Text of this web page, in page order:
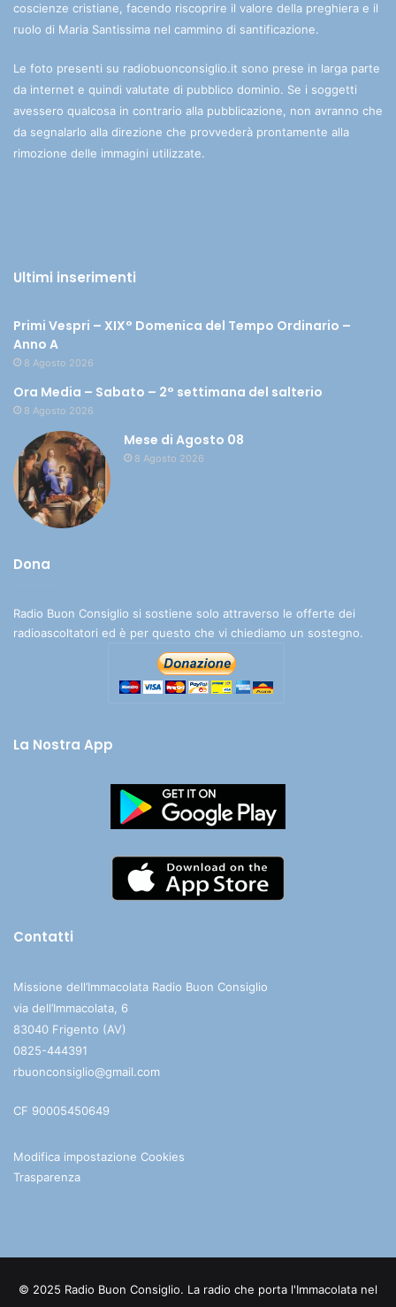
coscienze cristiane, facendo riscoprire il valore della preghiera e il
ruolo di Maria Santissima nel cammino di santificazione.
Le foto presenti su radiobuonconsiglio.it sono prese in larga parte
da internet e quindi valutate di pubblico dominio. Se i soggetti
avessero qualcosa in contrario alla pubblicazione, non avranno che
da segnalarlo alla direzione che provvederà prontamente alla
rimozione delle immagini utilizzate.
Ultimi inserimenti
Primi Vespri – XIX° Domenica del Tempo Ordinario –
Anno A
8 Agosto 2026
Ora Media – Sabato – 2° settimana del salterio
8 Agosto 2026
Mese di Agosto 08
8 Agosto 2026
Dona
Radio Buon Consiglio si sostiene solo attraverso le offerte dei
radioascoltatori ed è per questo che vi chiediamo un sostegno.
La Nostra App
Contatti
Missione dell’Immacolata Radio Buon Consiglio
via dell’Immacolata, 6
83040 Frigento (AV)
0825-444391
rbuonconsiglio@gmail.com
CF 90005450649
Modifica impostazione Cookies
Trasparenza
© 2025 Radio Buon Consiglio. La radio che porta l'Immacolata nel